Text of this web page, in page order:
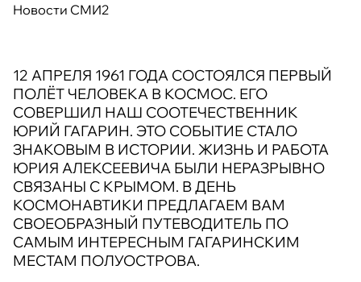
12 АПРЕЛЯ 1961 ГОДА СОСТОЯЛСЯ ПЕРВЫЙ
ПОЛЁТ ЧЕЛОВЕКА В КОСМОС. ЕГО
СОВЕРШИЛ НАШ СООТЕЧЕСТВЕННИК
ЮРИЙ ГАГАРИН. ЭТО СОБЫТИЕ СТАЛО
ЗНАКОВЫМ В ИСТОРИИ. ЖИЗНЬ И РАБОТА
ЮРИЯ АЛЕКСЕЕВИЧА БЫЛИ НЕРАЗРЫВНО
СВЯЗАНЫ С КРЫМОМ. В ДЕНЬ
КОСМОНАВТИКИ ПРЕДЛАГАЕМ ВАМ
СВОЕОБРАЗНЫЙ ПУТЕВОДИТЕЛЬ ПО
САМЫМ ИНТЕРЕСНЫМ ГАГАРИНСКИМ
МЕСТАМ ПОЛУОСТРОВА.
Новости СМИ2